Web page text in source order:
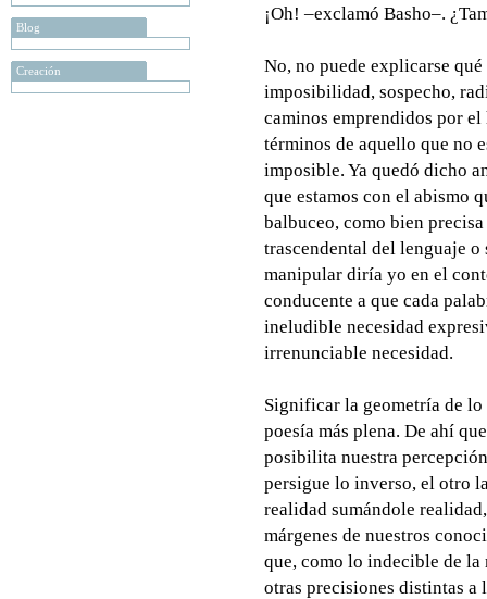
Blog
Creación
¡Oh! –exclamó Basho–.
No, no puede explicarse
imposibilidad, sospecho,
caminos emprendidos por
términos de aquello que no
imposible. Ya quedó dicho
que estamos con el abismo
balbuceo, como bien
trascendental del lenguaje
manipular diría yo en el
conducente a que cada
ineludible necesidad
irrenunciable necesidad.
Significar la geometría de lo
poesía más plena. De ahí
posibilita nuestra
persigue lo inverso, el otro
realidad sumándole
márgenes de nuestros
que, como lo indecible de la
otras precisiones distintas a